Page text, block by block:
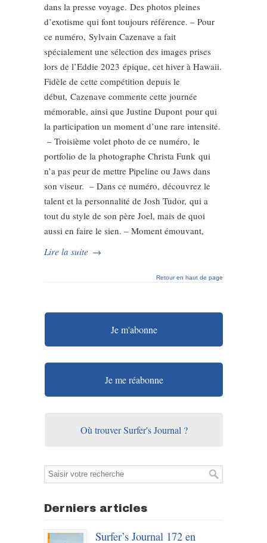
dans la presse voyage. Des photos pleines
d’exotisme qui font toujours référence. – Pour
ce numéro, Sylvain Cazenave a fait
spécialement une sélection des images prises
lors de l’Eddie 2023 épique, cet hiver à Hawaii.
Fidèle de cette compétition depuis le
début, Cazenave commente cette journée
mémorable, ainsi que Justine Dupont pour qui
la participation un moment d’une rare intensité.
– Troisième volet photo de ce numéro, le
portfolio de la photographe Christa Funk qui
n’a pas peur de mettre Pipeline ou Jaws dans
son viseur. – Dans ce numéro, découvrez le
talent et la personnalité de Josh Tudor, qui a
tout du style de son père Joel, mais de quoi
aussi en faire le sien. – Moment émouvant,
Lire la suite →
Retour en haut de page
Je m'abonne
Je me réabonne
Où trouver Surfer's Journal ?
Derniers articles
Surfer’s Journal 172 en